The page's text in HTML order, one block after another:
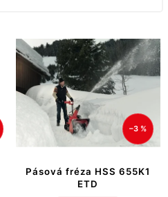
–3 %
Pásová fréza HSS 655K1
ETD